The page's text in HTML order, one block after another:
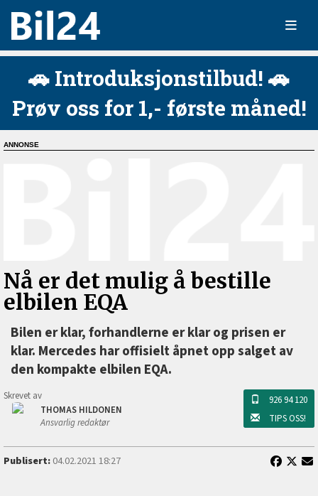
🚗 Introduksjonstilbud! 🚗
Prøv oss for 1,- første måned!
Nå er det mulig å bestille
elbilen EQA
Bilen er klar, forhandlerne er klar og prisen er
klar. Mercedes har offisielt åpnet opp salget av
den kompakte elbilen EQA.
Skrevet av
THOMAS HILDONEN
Ansvarlig redaktør
926 94 120
TIPS OSS!
Publisert:04.02.2021 18:27